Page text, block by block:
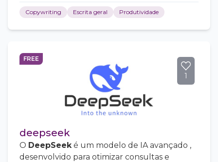
Copywriting Escrita geral Produtividade
FREE
1
deepseek
O DeepSeeké um modelo de IA avançado ,
desenvolvido para otimizar consultas e